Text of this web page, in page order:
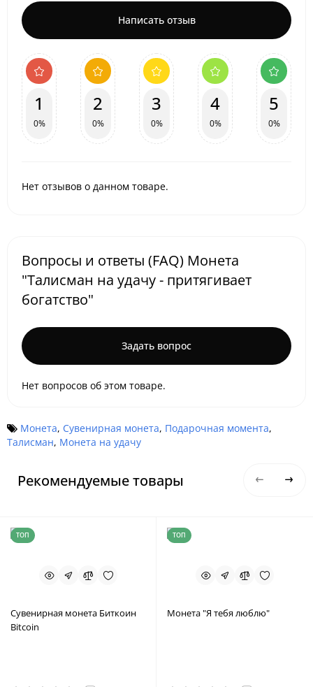
Написать отзыв
1
0%
2
0%
3
0%
4
0%
5
0%
Нет отзывов о данном товаре.
Вопросы и ответы (FAQ) Монета
"Талисман на удачу - притягивает
богатство"
Задать вопрос
Нет вопросов об этом товаре.
Монета, Сувенирная монета, Подарочная момента,
Талисман, Монета на удачу
Рекомендуемые товары
ТОП
Сувенирная монета Биткоин
Bitcoin
ТОП
Монета "Я тебя люблю"